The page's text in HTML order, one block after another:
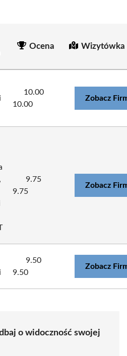
Ocena Wizytówka
10.00
10.00
Zobacz
9.75
9.75
Zobacz
9.50
9.50
Zobacz
o widoczność swojej